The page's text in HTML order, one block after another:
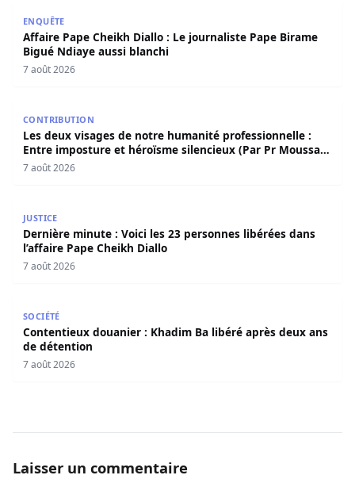
ENQUÊTE
Affaire Pape Cheikh Diallo : Le journaliste Pape Birame
Bigué Ndiaye aussi blanchi
7 août 2026
CONTRIBUTION
Les deux visages de notre humanité professionnelle :
Entre imposture et héroïsme silencieux (Par Pr Moussa
Seydi)
7 août 2026
JUSTICE
Dernière minute : Voici les 23 personnes libérées dans
l’affaire Pape Cheikh Diallo
7 août 2026
SOCIÉTÉ
Contentieux douanier : Khadim Ba libéré après deux ans
de détention
7 août 2026
Laisser un commentaire